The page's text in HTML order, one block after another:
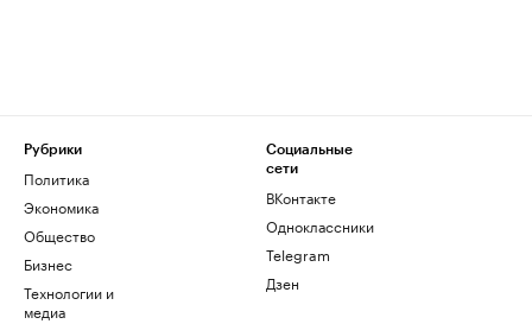
Рубрики
Политика
Экономика
Общество
Бизнес
Технологии и
медиа
Социальные
сети
ВКонтакте
Одноклассники
Telegram
Дзен